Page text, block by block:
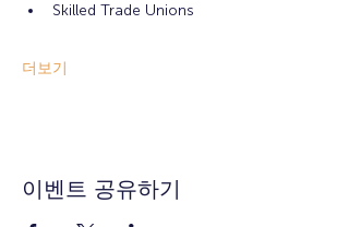
Skilled Trade Unions
더보기
이벤트 공유하기